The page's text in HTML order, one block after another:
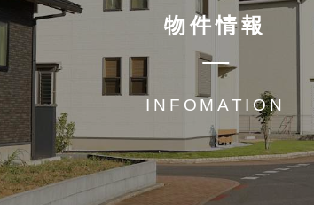
物件情報
INFOMATION